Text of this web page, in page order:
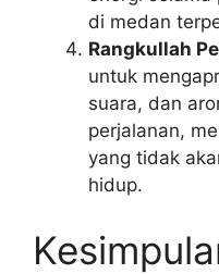
di medan
Rangkullah
untuk
suara, dan
perjalanan,
yang tidak
hidup.